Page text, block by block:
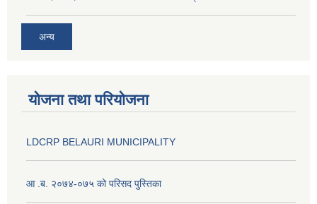
अन्य
योजना तथा परियोजना
LDCRP BELAURI MUNICIPALITY
आ .ब. २०७४-०७५ को परिसद पुस्तिका